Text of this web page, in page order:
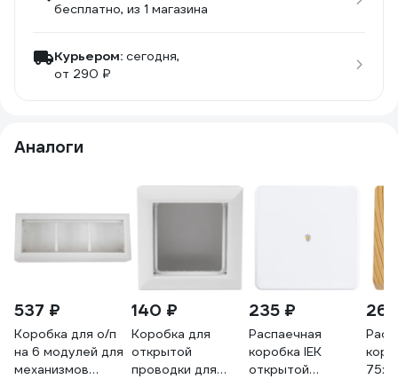
бесплатно, из 1 магазина
Курьером: сегодня,
от 290 ₽
Аналоги
537 ₽
Коробка для о/п
на 6 модулей для
механизмов
140 ₽
Коробка для
открытой
проводки для
235 ₽
Распаечная
коробка IEK
открытой